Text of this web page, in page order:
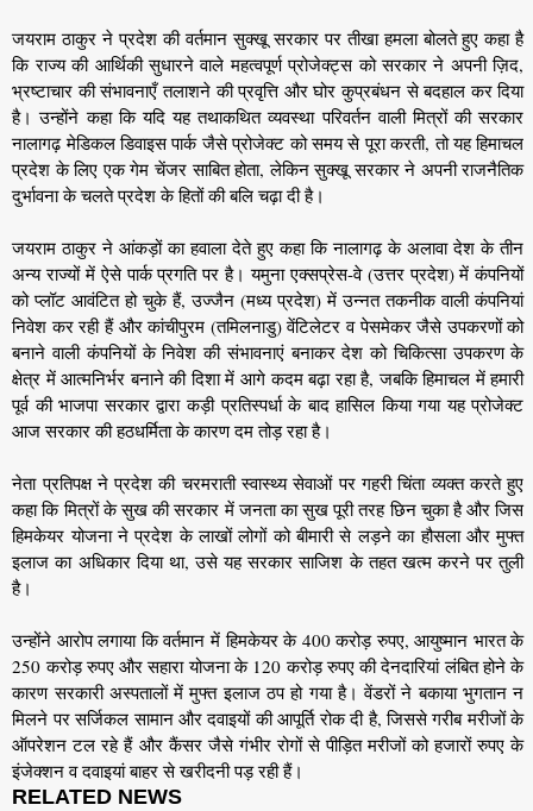
जयराम ठाकुर ने प्रदेश की वर्तमान सुक्खू सरकार पर तीखा हमला बोलते हुए कहा है
कि राज्य की आर्थिकी सुधारने वाले महत्वपूर्ण प्रोजेक्ट्स को सरकार ने अपनी ज़िद,
भ्रष्टाचार की संभावनाएँ तलाशने की प्रवृत्ति और घोर कुप्रबंधन से बदहाल कर दिया
है। उन्होंने कहा कि यदि यह तथाकथित व्यवस्था परिवर्तन वाली मित्रों की सरकार
नालागढ़ मेडिकल डिवाइस पार्क जैसे प्रोजेक्ट को समय से पूरा करती, तो यह हिमाचल
प्रदेश के लिए एक गेम चेंजर साबित होता, लेकिन सुक्खू सरकार ने अपनी राजनैतिक
दुर्भावना के चलते प्रदेश के हितों की बलि चढ़ा दी है।
जयराम ठाकुर ने आंकड़ों का हवाला देते हुए कहा कि नालागढ़ के अलावा देश के तीन
अन्य राज्यों में ऐसे पार्क प्रगति पर है। यमुना एक्सप्रेस-वे (उत्तर प्रदेश) में कंपनियों
को प्लॉट आवंटित हो चुके हैं, उज्जैन (मध्य प्रदेश) में उन्नत तकनीक वाली कंपनियां
निवेश कर रही हैं और कांचीपुरम (तमिलनाडु) वेंटिलेटर व पेसमेकर जैसे उपकरणों को
बनाने वाली कंपनियों के निवेश की संभावनाएं बनाकर देश को चिकित्सा उपकरण के
क्षेत्र में आत्मनिर्भर बनाने की दिशा में आगे कदम बढ़ा रहा है, जबकि हिमाचल में हमारी
पूर्व की भाजपा सरकार द्वारा कड़ी प्रतिस्पर्धा के बाद हासिल किया गया यह प्रोजेक्ट
आज सरकार की हठधर्मिता के कारण दम तोड़ रहा है।
नेता प्रतिपक्ष ने प्रदेश की चरमराती स्वास्थ्य सेवाओं पर गहरी चिंता व्यक्त करते हुए
कहा कि मित्रों के सुख की सरकार में जनता का सुख पूरी तरह छिन चुका है और जिस
हिमकेयर योजना ने प्रदेश के लाखों लोगों को बीमारी से लड़ने का हौसला और मुफ्त
इलाज का अधिकार दिया था, उसे यह सरकार साजिश के तहत खत्म करने पर तुली
है।
उन्होंने आरोप लगाया कि वर्तमान में हिमकेयर के 400 करोड़ रुपए, आयुष्मान भारत के
250 करोड़ रुपए और सहारा योजना के 120 करोड़ रुपए की देनदारियां लंबित होने के
कारण सरकारी अस्पतालों में मुफ्त इलाज ठप हो गया है। वेंडरों ने बकाया भुगतान न
मिलने पर सर्जिकल सामान और दवाइयों की आपूर्ति रोक दी है, जिससे गरीब मरीजों के
ऑपरेशन टल रहे हैं और कैंसर जैसे गंभीर रोगों से पीड़ित मरीजों को हजारों रुपए के
इंजेक्शन व दवाइयां बाहर से खरीदनी पड़ रही हैं।
RELATED NEWS